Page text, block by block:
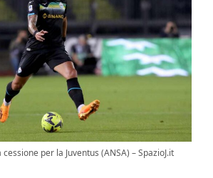
per la Juventus (ANSA) – SpazioJ.it